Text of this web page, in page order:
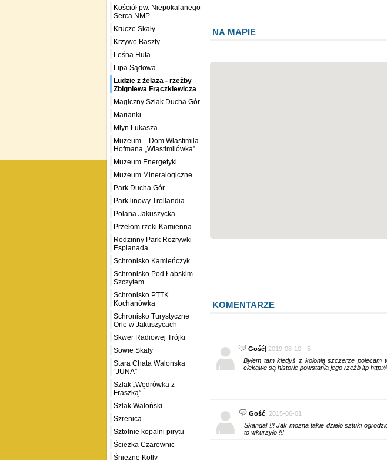
Kościół pw. Niepokalanego
Serca NMP
Krucze Skały
Krzywe Baszty
Leśna Huta
Lipa Sądowa
Ludzie z żelaza - rzeźby
Zbigniewa Frączkiewicza
Magiczny Szlak Ducha Gór
Marianki
Młyn Łukasza
Muzeum – Dom Wlastimila
Hofmana „Wlastimilówka”
Muzeum Energetyki
Muzeum Mineralogiczne
Park Ducha Gór
Park linowy Trollandia
Polana Jakuszycka
Przełom rzeki Kamienna
Rodzinny Park Rozrywki
Esplanada
Schronisko Kamieńczyk
Schronisko Pod Łabskim
Szczytem
Schronisko PTTK
Kochanówka
Schronisko Turystyczne
Orle w Jakuszycach
Skwer Radiowej Trójki
Sowie Skały
Stara Chata Walońska
“JUNA”
Szlak „Wędrówka z
Fraszką”
Szlak Waloński
Szrenica
Sztolnie kopalni pirytu
Ścieżka Czarownic
Śnieżne Kotły
NA MAPIE
KOMENTARZE
Gość| 2019-08-10 - 5
Byłem tam kiedyś z kolonią szczerze
ciekawe są historie powstania jego rzeźb itp
Gość| 2015-06-01
Skandal !!! Jak można takie dzieło sztuki
to wkurzyło !!!